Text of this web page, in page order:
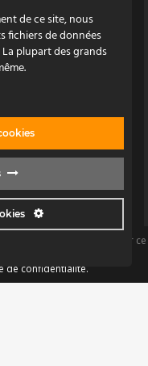
de confidentialité.
| En naviguant sur ce
de confidentialité.
de ce site, nous
fichiers de données
plupart des grands